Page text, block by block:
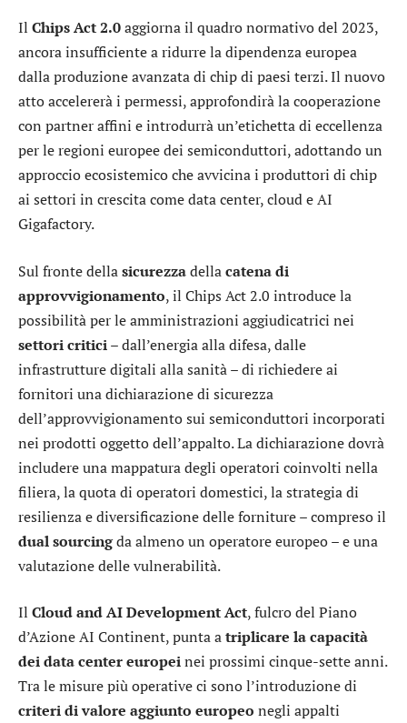
Il Chips Act 2.0aggiorna il quadro normativo del 2023,
ancora insufficiente a ridurre la dipendenza europea
dalla produzione avanzata di chip di paesi terzi. Il nuovo
atto accelererà i permessi, approfondirà la cooperazione
con partner affini e introdurrà un’etichetta di eccellenza
per le regioni europee dei semiconduttori, adottando un
approccio ecosistemico che avvicina i produttori di chip
ai settori in crescita come data center, cloud e AI
Gigafactory.
Sul fronte dellasicurezzadellacatena di
approvvigionamento, il Chips Act 2.0 introduce la
possibilità per le amministrazioni aggiudicatrici nei
settoricritici– dall’energia alla difesa, dalle
infrastrutture digitali alla sanità – di richiedere ai
fornitori una dichiarazione di sicurezza
dell’approvvigionamento sui semiconduttori incorporati
nei prodotti oggetto dell’appalto. La dichiarazione dovrà
includere una mappatura degli operatori coinvolti nella
filiera, la quota di operatori domestici, la strategia di
resilienza e diversificazione delle forniture – compreso il
dual sourcingda almeno un operatore europeo – e una
valutazione delle vulnerabilità.
Il Cloud and AI Development Act, fulcro del Piano
d’Azione AI Continent, punta atriplicare la capacità
dei data center europeinei prossimi cinque-sette anni.
Tra le misure più operative ci sono l’introduzione di
criteri di valore aggiunto europeo negli appalti